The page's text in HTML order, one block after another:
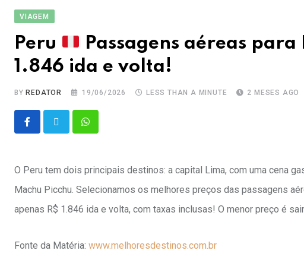
VIAGEM
Peru
Passagens aéreas
1.846 ida e volta!
BYREDATOR 19/06/2026 LESS THAN A MINUTE 2 MESES AGO
O Peru tem dois principais destinos: a capital Lima, com uma cena
Machu Picchu. Selecionamos os melhores preços das passagens
apenas R$ 1.846 ida e volta, com taxas inclusas! O menor preço é
Fonte da Matéria: www.melhoresdestinos.com.br